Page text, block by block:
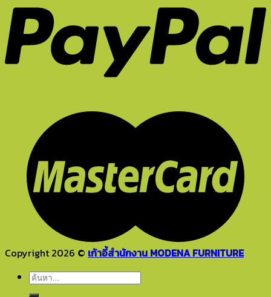
Copyright 2026 © เก้าอี้สำนักงาน MODENA FURNITURE
ค้นหา: